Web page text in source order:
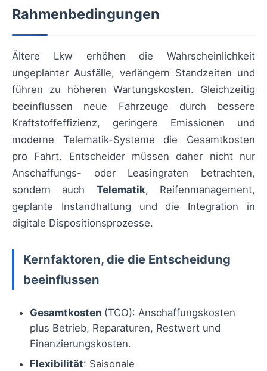
Rahmenbedingungen
Ältere Lkw erhöhen die Wahrscheinlichkeit
ungeplanter Ausfälle, verlängern Standzeiten und
führen zu höheren Wartungskosten. Gleichzeitig
beeinflussen neue Fahrzeuge durch bessere
Kraftstoffeffizienz, geringere Emissionen und
moderne Telematik-Systeme die Gesamtkosten
pro Fahrt. Entscheider müssen daher nicht nur
Anschaffungs- oder Leasingraten betrachten,
sondern auch Telematik, Reifenmanagement,
geplante Instandhaltung und die Integration in
digitale Dispositionsprozesse.
Kernfaktoren, die die Entscheidung
beeinflussen
Gesamtkosten (TCO): Anschaffungskosten
plus Betrieb, Reparaturen, Restwert und
Finanzierungskosten.
Flexibilität: Saisonale